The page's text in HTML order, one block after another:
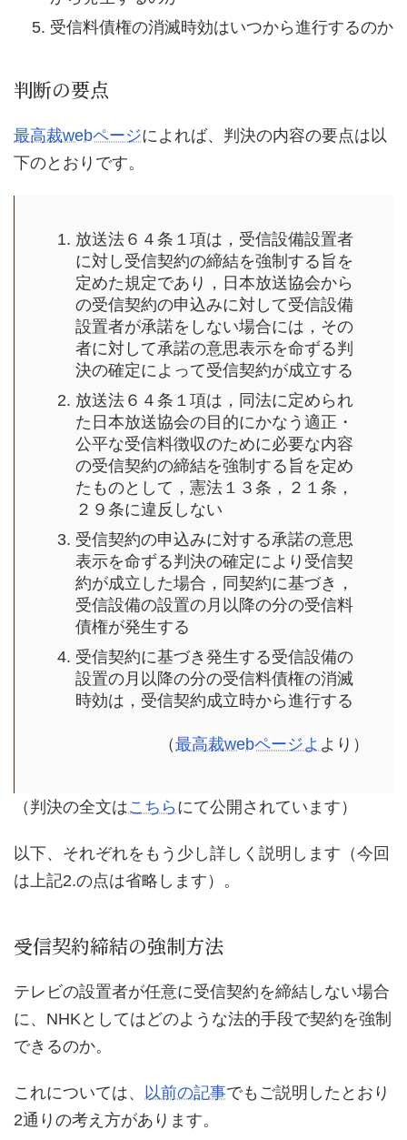
受信料債権の消滅時効はいつから進行するのか
判断の要点
最高裁webページによれば、判決の内容の要点は以
下のとおりです。
放送法６４条１項は，受信設備設置者
に対し受信契約の締結を強制する旨を
定めた規定であり，日本放送協会から
の受信契約の申込みに対して受信設備
設置者が承諾をしない場合には，その
者に対して承諾の意思表示を命ずる判
決の確定によって受信契約が成立する
放送法６４条１項は，同法に定められ
た日本放送協会の目的にかなう適正・
公平な受信料徴収のために必要な内容
の受信契約の締結を強制する旨を定め
たものとして，憲法１３条，２１条，
２９条に違反しない
受信契約の申込みに対する承諾の意思
表示を命ずる判決の確定により受信契
約が成立した場合，同契約に基づき，
受信設備の設置の月以降の分の受信料
債権が発生する
受信契約に基づき発生する受信設備の
設置の月以降の分の受信料債権の消滅
時効は，受信契約成立時から進行する
（最高裁webページよ より ）
（判決の全文はこちら にて公開されています）
以下、それぞれをもう少し詳しく説明します（今回
は上記2.の点は省略します）。
受信契約締結の強制方法
テレビの設置者が任意に受信契約を締結しない場合
に、NHKとしてはどのような法的手段で契約を強制
できるのか。
これについては、 以前の記事でもご説明したとおり
2通りの考え方があります。